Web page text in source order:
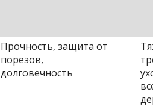
Прочность, защита от
порезов,
долговечность